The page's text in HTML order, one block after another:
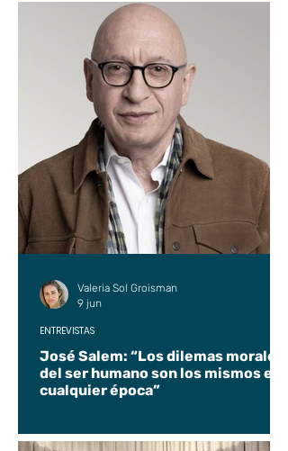
José Salem: “Los dilemas morales
del ser humano son los mismos en
cualquier época”
ENTREVISTAS
Valeria Sol Groisman
9 jun